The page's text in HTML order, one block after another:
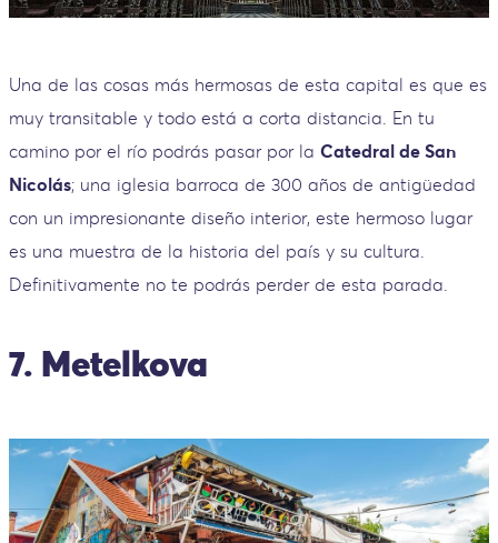
Una de las cosas más hermosas de esta capital es que es
muy transitable y todo está a corta distancia. En tu
camino por el río podrás pasar por la Catedral de San
Nicolás; una iglesia barroca de 300 años de antigüedad
con un impresionante diseño interior, este hermoso lugar
es una muestra de la historia del país y su cultura.
Definitivamente no te podrás perder de esta parada.
7. Metelkova